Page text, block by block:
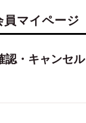
員マイページ
認・キャンセル